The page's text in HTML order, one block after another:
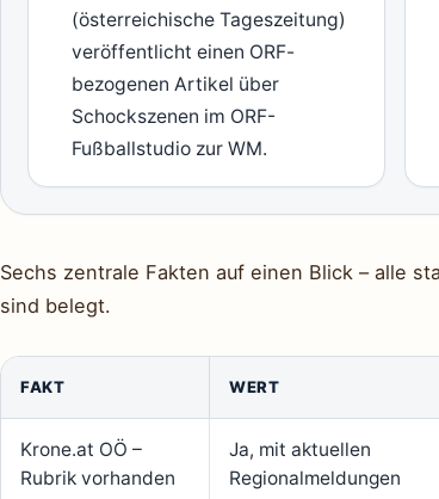
(österreichische Tageszeitung)
veröffentlicht einen ORF-
bezogenen Artikel über
Schockszenen im ORF-
Fußballstudio zur WM.
Sechs zentrale Fakten auf einen Blick – alle
sind belegt.
FAKT WERT
Krone.at OÖ –
Rubrik vorhanden
Ja, mit aktuellen
Regionalmeldungen